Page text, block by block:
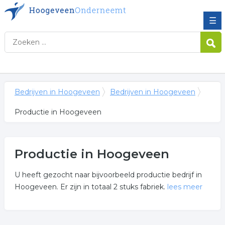
☰
Bedrijven in Hoogeveen Bedrijven in Hoogeveen
Productie in Hoogeveen
Productie in Hoogeveen
U heeft gezocht naar bijvoorbeeld productie bedrijf in
Hoogeveen. Er zijn in totaal 2 stuks fabriek. lees meer